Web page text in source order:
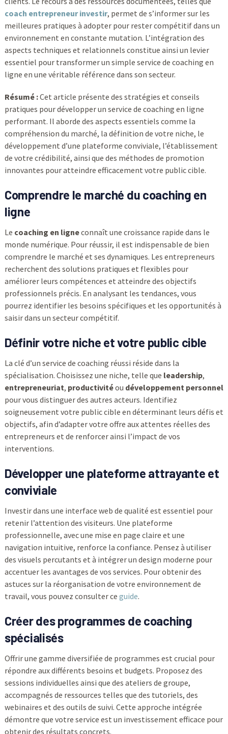
coach entrepreneur investir, permet de s’informer sur les
meilleures pratiques à adopter pour rester compétitif dans un
environnement en constante mutation. L’intégration des
aspects techniques et relationnels constitue ainsi un levier
essentiel pour transformer un simple service de coaching en
ligne en une véritable référence dans son secteur.
Résumé :Cet article présente des stratégies et conseils
pratiques pour développer un service de coaching en ligne
performant. Il aborde des aspects essentiels comme la
compréhension du marché, la définition de votre niche, le
développement d’une plateforme conviviale, l’établissement
de votre crédibilité, ainsi que des méthodes de promotion
innovantes pour atteindre efficacement votre public cible.
Comprendre le marché du coaching en
ligne
Le coaching en ligneconnaît une croissance rapide dans le
monde numérique. Pour réussir, il est indispensable de bien
comprendre le marché et ses dynamiques. Les entrepreneurs
recherchent des solutions pratiques et flexibles pour
améliorer leurs compétences et atteindre des objectifs
professionnels précis. En analysant les tendances, vous
pourrez identifier les besoins spécifiques et les opportunités à
saisir dans un secteur compétitif.
Définir votre niche et votre public cible
La clé d’un service de coaching réussi réside dans la
spécialisation. Choisissez une niche, telle que leadership,
entrepreneuriat, productivitéou développement personnel
pour vous distinguer des autres acteurs. Identifiez
soigneusement votre public cible en déterminant leurs défis et
objectifs, afin d’adapter votre offre aux attentes réelles des
entrepreneurs et de renforcer ainsi l’impact de vos
interventions.
Développer une plateforme attrayante et
conviviale
Investir dans une interface web de qualité est essentiel pour
retenir l’attention des visiteurs. Une plateforme
professionnelle, avec une mise en page claire et une
navigation intuitive, renforce la confiance. Pensez à utiliser
des visuels percutants et à intégrer un design moderne pour
accentuer les avantages de vos services. Pour obtenir des
astuces sur la réorganisation de votre environnement de
travail, vous pouvez consulter ce guide.
Créer des programmes de coaching
spécialisés
Offrir une gamme diversifiée de programmes est crucial pour
répondre aux différents besoins et budgets. Proposez des
sessions individuelles ainsi que des ateliers de groupe,
accompagnés de ressources telles que des tutoriels, des
webinaires et des outils de suivi. Cette approche intégrée
démontre que votre service est un investissement efficace pour
obtenir des résultats concrets.